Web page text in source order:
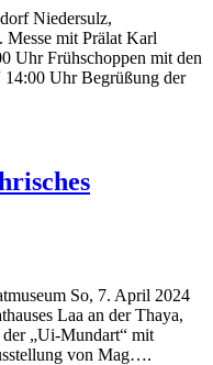
Niedersulz,
mit Prälat Karl
Uhr Frühschoppen mit den
14:00 Uhr Begrüßung der
So, 7. April 2024
Laa an der Thaya,
„Ui-Mundart“ mit
von Mag….